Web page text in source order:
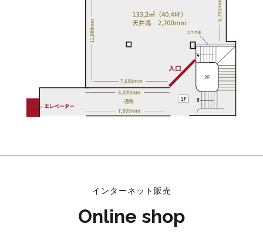
インターネット販売
Online shop